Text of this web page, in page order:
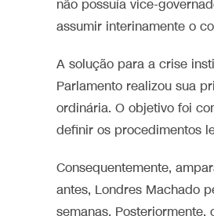
não possuía vice-
assumir interinamente o
A solução para a crise
Parlamento realizou sua
ordinária. O objetivo foi
definir os procedimentos
Consequentemente,
antes, Londres Machado
semanas.